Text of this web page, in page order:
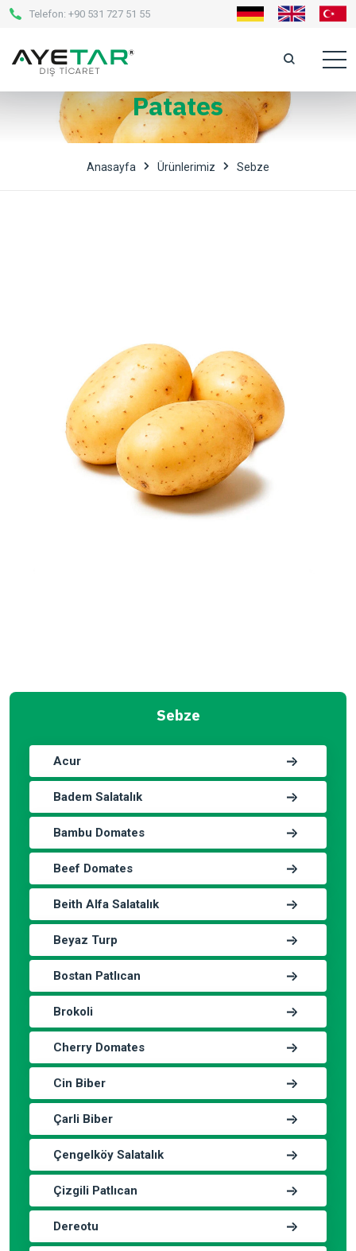
Telefon: +90 531 727 51 55
Patates
Anasayfa Ürünlerimiz Sebze
Sebze
Acur
Badem Salatalık
Bambu Domates
Beef Domates
Beith Alfa Salatalık
Beyaz Turp
Bostan Patlıcan
Brokoli
Cherry Domates
Cin Biber
Çarli Biber
Çengelköy Salatalık
Çizgili Patlıcan
Dereotu